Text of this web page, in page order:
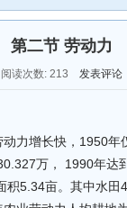
第二节 劳动力
阅读次数: 213 发表评论
力增长快，1950
万， 1990年
积5.34亩。其中水